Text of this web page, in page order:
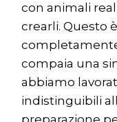
con animali
crearli. Questo
compaia una
abbiamo
indistinguibili